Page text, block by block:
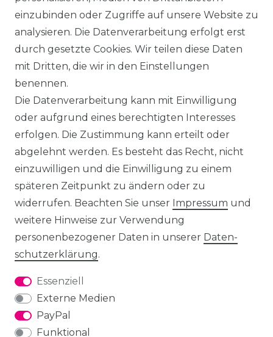
einzubinden oder Zugriffe auf unsere Website zu
analysieren. Die Datenverarbeitung erfolgt erst
durch gesetzte Cookies. Wir teilen diese Daten
mit Dritten, die wir in den Einstellungen
benennen.
Die Datenverarbeitung kann mit Einwilligung
oder aufgrund eines berechtigten Interesses
erfolgen. Die Zustimmung kann erteilt oder
abgelehnt werden. Es besteht das Recht, nicht
einzuwilligen und die Einwilligung zu einem
späteren Zeitpunkt zu ändern oder zu
widerrufen. Beachten Sie unser Impressum und
weitere Hinweise zur Verwendung
personenbezogener Daten in unserer Daten­
schutz­erklärung.
Essenziell
Externe Medien
PayPal
Funktional